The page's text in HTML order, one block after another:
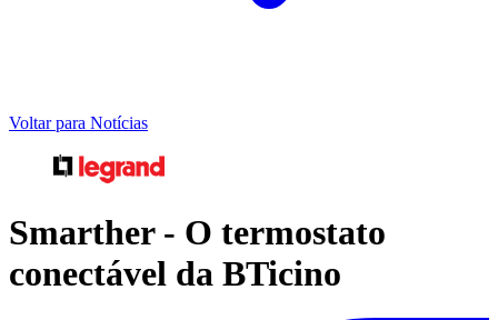
Voltar para Notícias
Smarther - O termostato
conectável da BTicino